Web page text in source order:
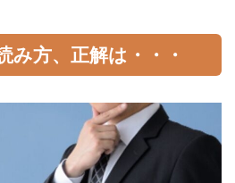
み方、正解は・・・